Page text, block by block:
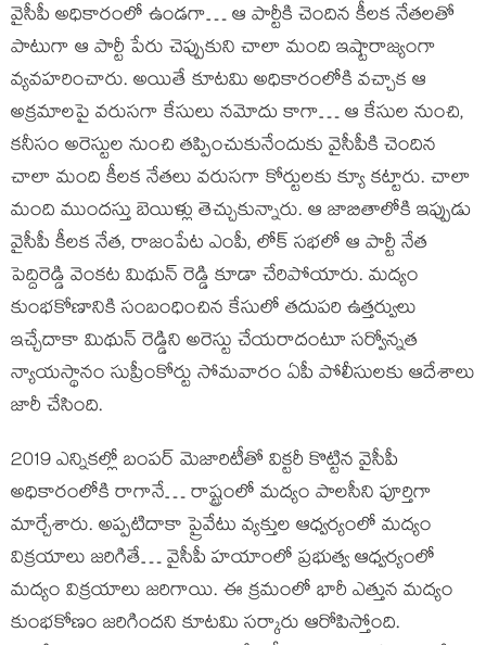
వైసీపీ అధికారంలో ఉండగా… ఆ పార్టీకి చెందిన కీలక నేతలతో
పాటుగా ఆ పార్టీ పేరు చెప్పుకుని చాలా మంది ఇష్టారాజ్యంగా
వ్యవహరించారు. అయితే కూటమి అధికారంలోకి వచ్చాక ఆ
అక్రమాలపై వరుసగా కేసులు నమోదు కాగా… ఆ కేసుల నుంచి,
కనీసం అరెస్టుల నుంచి తప్పించుకునేందుకు వైసీపీకి చెందిన
చాలా మంది కీలక నేతలు వరుసగా కోర్టులకు క్యూ కట్టారు. చాలా
మంది ముందస్తు బెయిళ్లు తెచ్చుకున్నారు. ఆ జాబితాలోకి ఇప్పుడు
వైసీపీ కీలక నేత, రాజంపేట ఎంపీ, లోక్ సభలో ఆ పార్టీ నేత
పెద్దిరెడ్డి వెంకట మిథున్ రెడ్డి కూడా చేరిపోయారు. మద్యం
కుంభకోణానికి సంబంధించిన కేసులో తదుపరి ఉత్తర్వులు
ఇచ్చేదాకా మిథున్ రెడ్డిని అరెస్టు చేయరాదంటూ సర్వోన్నత
న్యాయస్థానం సుప్రీంకోర్టు సోమవారం ఏపీ పోలీసులకు ఆదేశాలు
జారీ చేసింది.
2019 ఎన్నికల్లో బంపర్ మెజారిటీతో విక్టరీ కొట్టిన వైసీపీ
అధికారంలోకి రాగానే… రాష్ట్రంలో మద్యం పాలసీని పూర్తిగా
మార్చేశారు. అప్పటిదాకా ప్రైవేటు వ్యక్తుల ఆధ్వర్యంలో మద్యం
విక్రయాలు జరిగితే… వైసీపీ హయాంలో ప్రభుత్వ ఆధ్వర్యంలో
మద్యం విక్రయాలు జరిగాయి. ఈ క్రమంలో భారీ ఎత్తున మద్యం
కుంభకోణం జరిగిందని కూటమి సర్కారు ఆరోపిస్తోంది.